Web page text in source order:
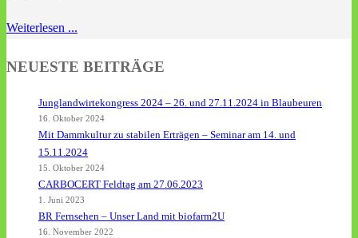
Weiterlesen ...
NEUESTE BEITRÄGE
Junglandwirtekongress 2024 – 26. und 27.11.2024 in Blaubeuren
16. Oktober 2024
Mit Dammkultur zu stabilen Erträgen – Seminar am 14. und
15.11.2024
15. Oktober 2024
CARBOCERT Feldtag am 27.06.2023
1. Juni 2023
BR Fernsehen – Unser Land mit biofarm2U
16. November 2022